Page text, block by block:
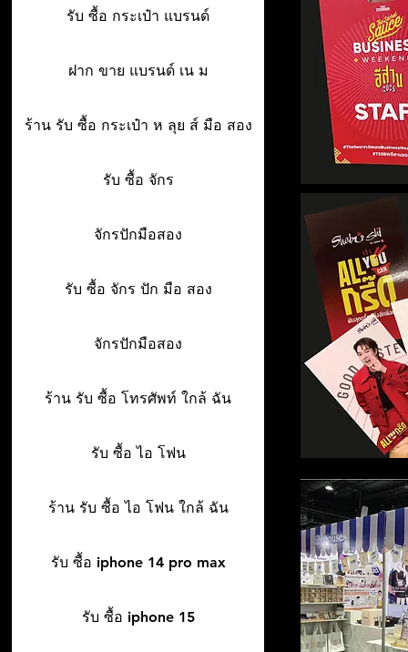
รับ ซื้อ กระเป๋า แบรนด์
ฝาก ขาย แบรนด์ เน ม
ร้าน รับ ซื้อ กระเป๋า ห ลุย ส์ มือ สอง
รับ ซื้อ จักร
จักรปักมือสอง
รับ ซื้อ จักร ปัก มือ สอง
จักรปักมือสอง
ร้าน รับ ซื้อ โทรศัพท์ ใกล้ ฉัน
รับ ซื้อ ไอ โฟน
ร้าน รับ ซื้อ ไอ โฟน ใกล้ ฉัน
รับ ซื้อ iphone 14 pro max
รับ ซื้อ iphone 15